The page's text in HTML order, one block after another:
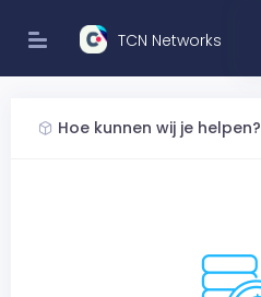
TCN Networks
Hoe kunnen wij je helpen?